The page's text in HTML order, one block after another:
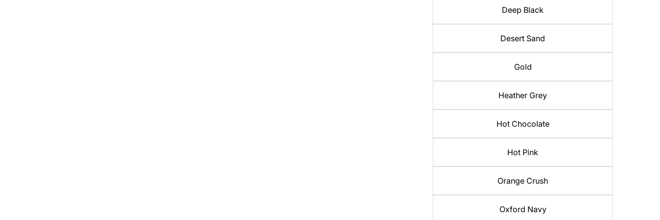
Deep Black
Desert Sand
Gold
Heather Grey
Hot Chocolate
Hot Pink
Orange Crush
Oxford Navy